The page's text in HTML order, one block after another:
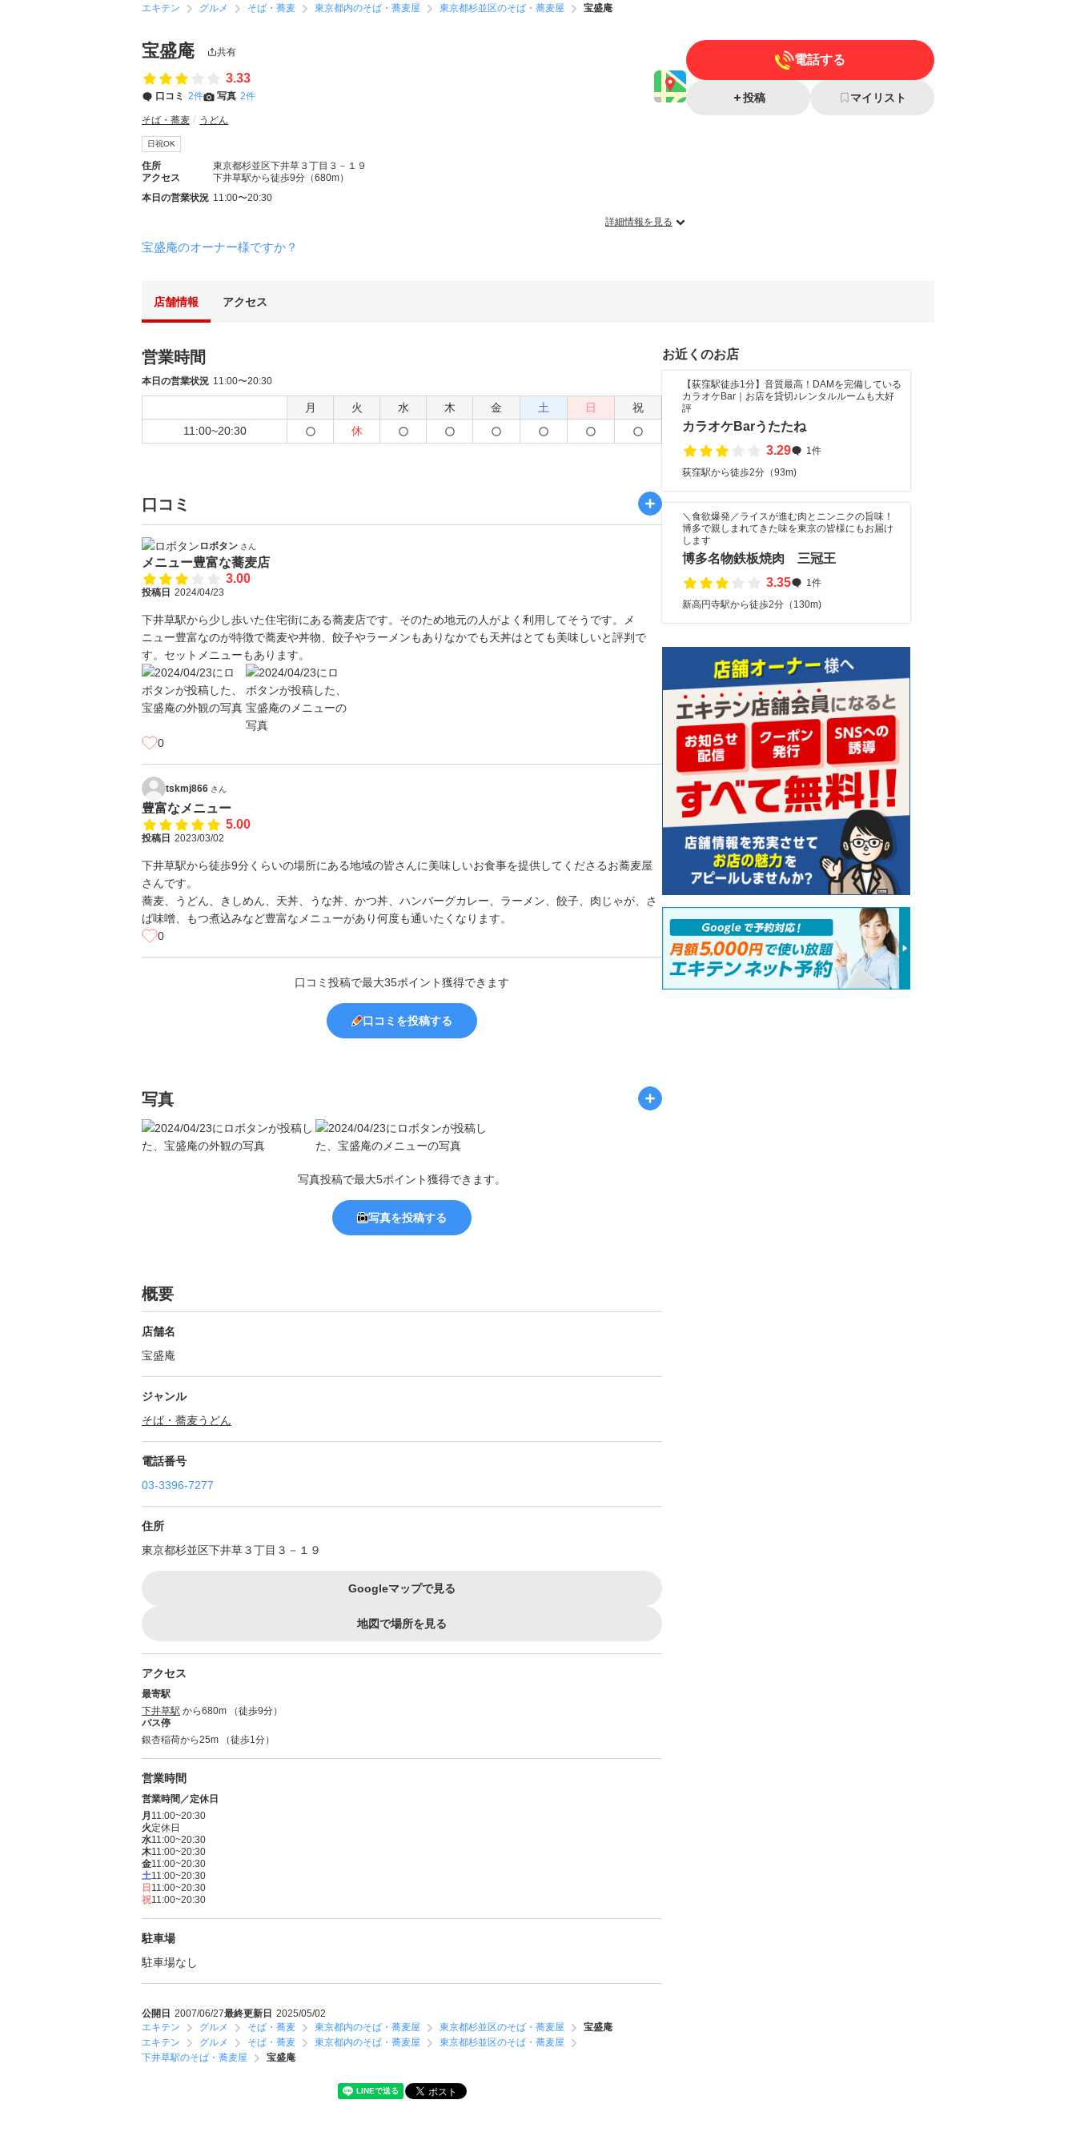
エキテン グルメ そば・蕎麦 東京都内のそば・蕎麦屋 東京都杉並区のそば・蕎麦屋 宝盛庵
宝盛庵 共有
3.33
口コミ 2件 写真 2件
そば・蕎麦 うどん
日祝OK
住所
東京都杉並区下井草３丁目３－１９
アクセス
下井草駅から徒歩9分（680m）
本日の営業状況 11:00〜20:30
詳細情報を見る
宝盛庵のオーナー様ですか？
電話する
投稿 マイリスト
店舗情報 アクセス
営業時間
本日の営業状況 11:00〜20:30
月 火 水 木 金 土 日
祝
11:00~20:30
休
口コミ
ロボタン さん
メニュー豊富な蕎麦店
3.00
投稿日 2024/04/23
下井草駅から少し歩いた住宅街にある蕎麦店です。そのため地元の人がよく利用してそうです。メ
ニュー豊富なのが特徴で蕎麦や丼物、餃子やラーメンもありなかでも天丼はとても美味しいと評判で
す。セットメニューもあります。
0
tskmj866 さん
豊富なメニュー
5.00
投稿日 2023/03/02
下井草駅から徒歩9分くらいの場所にある地域の皆さんに美味しいお食事を提供してくださるお蕎麦屋
さんです。
蕎麦、うどん、きしめん、天丼、うな丼、かつ丼、ハンバーグカレー、ラーメン、餃子、肉じゃが、さ
ば味噌、もつ煮込みなど豊富なメニューがあり何度も通いたくなります。
0
口コミ投稿で最大35ポイント獲得できます
口コミを投稿する
写真
写真投稿で最大5ポイント獲得できます。
写真を投稿する
概要
店舗名
宝盛庵
ジャンル
そば・蕎麦うどん
電話番号
03-3396-7277
住所
東京都杉並区下井草３丁目３－１９
Googleマップで見る
地図で場所を見る
アクセス
最寄駅
下井草駅 から680m （徒歩9分）
バス停
銀杏稲荷から25m （徒歩1分）
営業時間
営業時間／定休日
月 11:00~20:30
火定休日
水11:00~20:30
木11:00~20:30
金11:00~20:30
土11:00~20:30
日 11:00~20:30
祝11:00~20:30
駐車場
駐車場なし
公開日 2007/06/27最終更新日 2025/05/02
エキテン
グルメ そば・蕎麦 東京都内のそば・蕎麦屋 東京都杉並区のそば・蕎麦屋
宝盛庵
エキテン
グルメ そば・蕎麦 東京都内のそば・蕎麦屋
東京都杉並区のそば・蕎麦屋
下井草駅のそば・蕎麦屋
宝盛庵
お近くのお店
【荻窪駅徒歩1分】音質最高！DAMを完備している
カラオケBar｜お店を貸切♪レンタルルームも大好
評
カラオケBarうたたね
3.29
1件
荻窪駅から徒歩2分（93m)
＼食欲爆発／ライスが進む肉とニンニクの旨味！
博多で親しまれてきた味を東京の皆様にもお届け
します
博多名物鉄板焼肉 三冠王
3.35
1件
新高円寺駅から徒歩2分（130m)